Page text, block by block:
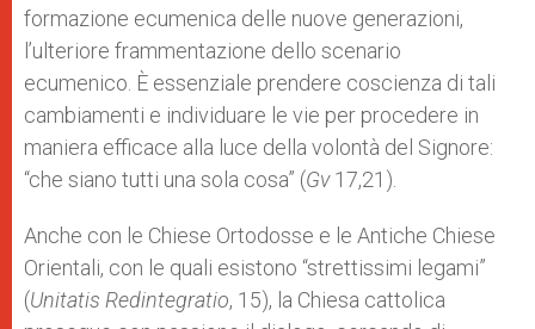
formazione ecumenica delle nuove generazioni,
l’ulteriore frammentazione dello scenario
ecumenico. È essenziale prendere coscienza di tali
cambiamenti e individuare le vie per procedere in
maniera efficace alla luce della volontà del Signore:
“che siano tutti una sola cosa” (Gv17,21).
Anche con le Chiese Ortodosse e le Antiche Chiese
Orientali, con le quali esistono “strettissimi legami”
(Unitatis Redintegratio, 15), la Chiesa cattolica